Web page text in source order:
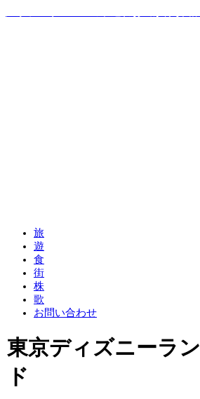
旅
遊
食
街
株
歌
お問い合わせ
東京ディズニーラン
ド